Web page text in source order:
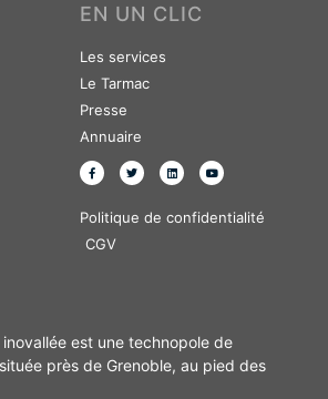
EN UN CLIC
Les services
Le Tarmac
Presse
Annuaire
Politique de confidentialité
CGV
est une technopole de
près de Grenoble, au pied des